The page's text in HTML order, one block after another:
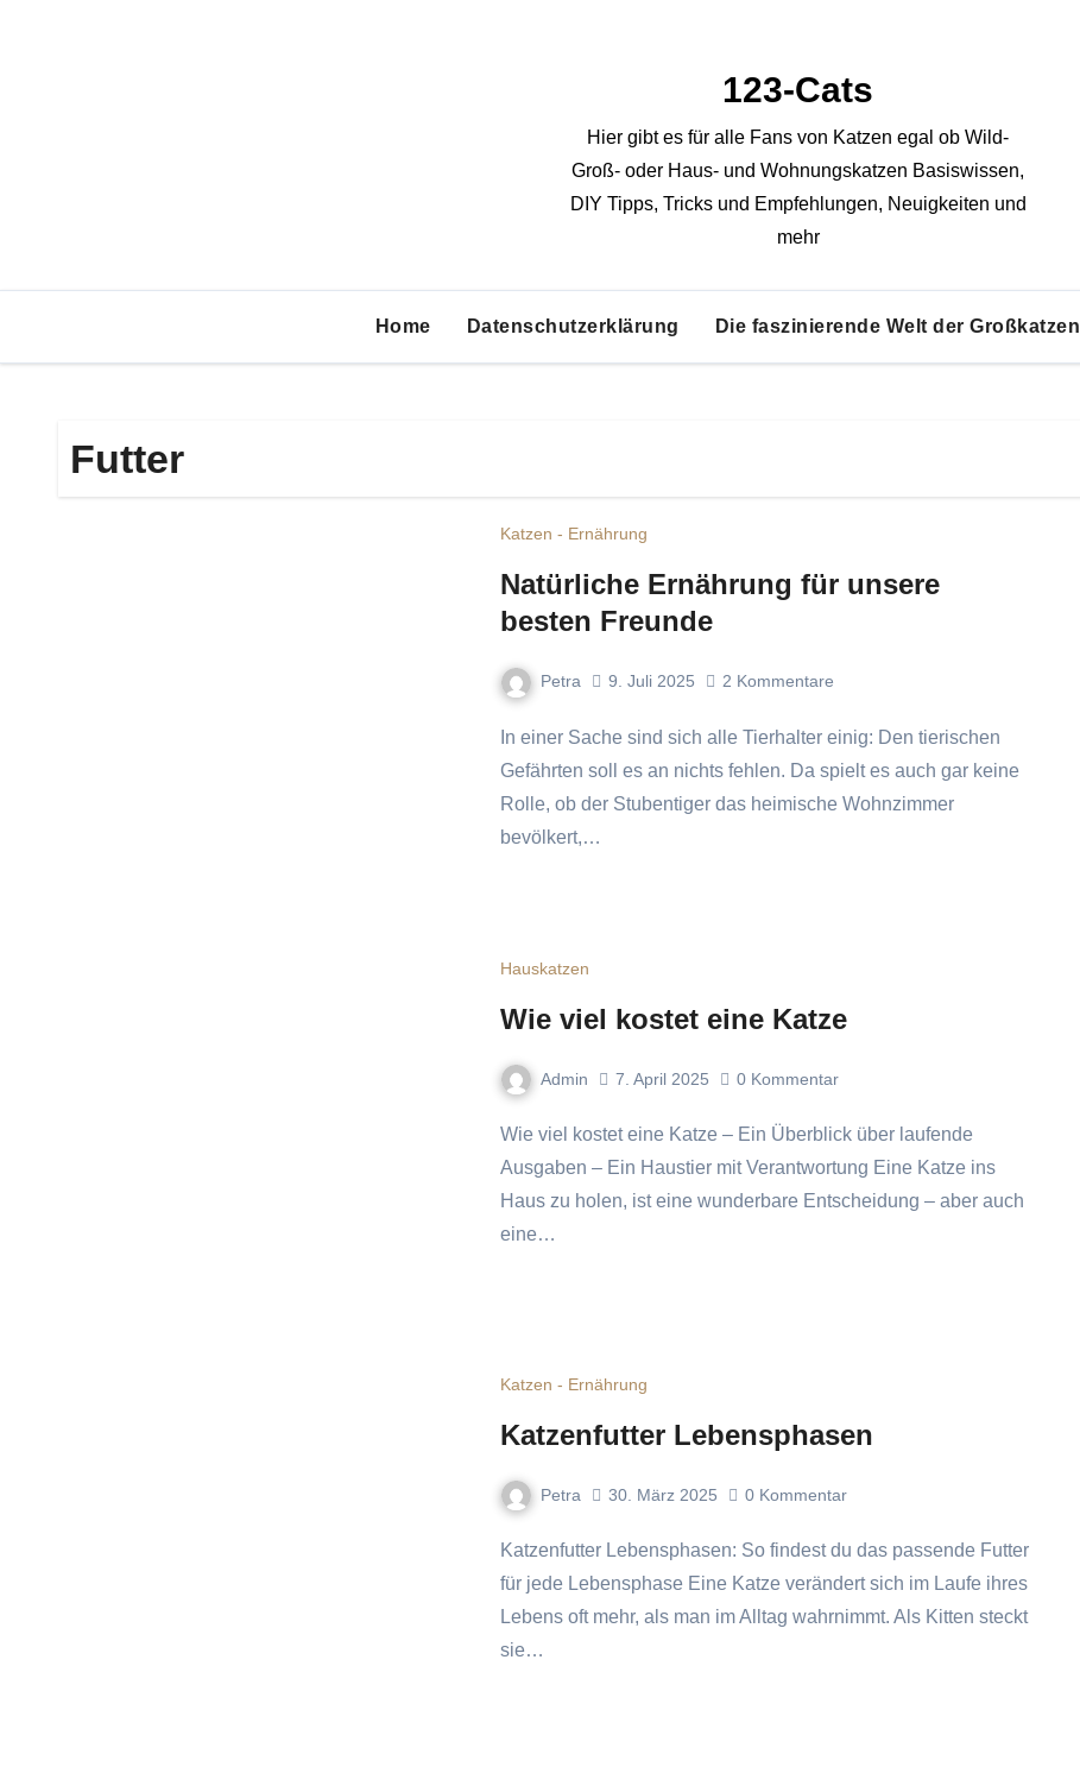
123-Cats
Hier gibt es für alle Fans von Katzen egal ob Wild-
Groß- oder Haus- und Wohnungskatzen Basiswissen,
DIY Tipps, Tricks und Empfehlungen, Neuigkeiten und
mehr
Home Datenschutzerklärung Die faszinierende Welt der Großkatzen
Futter
Katzen - Ernährung
Natürliche Ernährung für unsere
besten Freunde
Petra 9. Juli 2025 2 Kommentare
Gefährten soll es an nichts fehlen. Da spielt es auch gar keine
Rolle, ob der Stubentiger das heimische Wohnzimmer
bevölkert,…
Hauskatzen
Wie viel kostet eine Katze
Admin 7. April 2025 0 Kommentar
Wie viel kostet eine Katze – Ein Überblick über laufende
Ausgaben – Ein Haustier mit Verantwortung Eine Katze ins
Haus zu holen, ist eine wunderbare Entscheidung – aber auch
eine…
Katzen - Ernährung
Katzenfutter Lebensphasen
Petra 30. März 2025 0 Kommentar
Katzenfutter Lebensphasen: So findest du das passende Futter
für jede Lebensphase Eine Katze verändert sich im Laufe ihres
Lebens oft mehr, als man im Alltag wahrnimmt. Als Kitten steckt
sie…